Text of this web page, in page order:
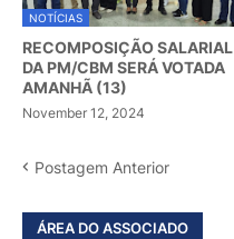
NOTÍCIAS
RECOMPOSIÇÃO SALARIAL
DA PM/CBM SERÁ VOTADA
AMANHÃ (13)
November 12, 2024
Postagem Anterior
ÁREA DO ASSOCIADO